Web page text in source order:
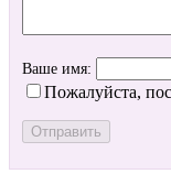
Ваше имя:
Пожалуйста,